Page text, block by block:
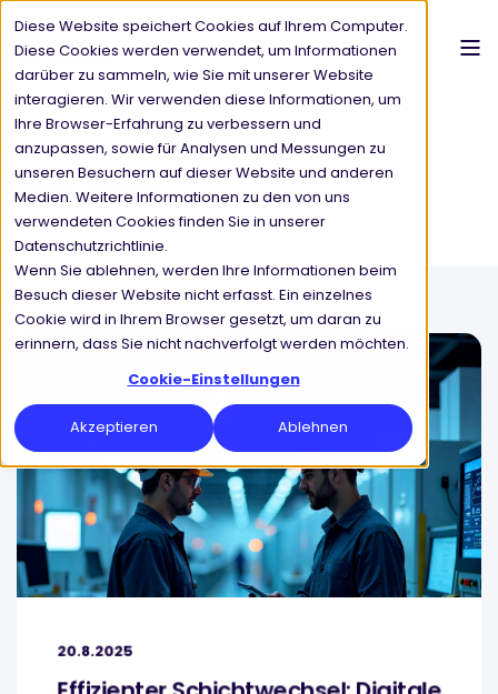
Diese Website speichert Cookies auf Ihrem Computer.
Diese Cookies werden verwendet, um Informationen
darüber zu sammeln, wie Sie mit unserer Website
interagieren. Wir verwenden diese Informationen, um
Ihre Browser-Erfahrung zu verbessern und
anzupassen, sowie für Analysen und Messungen zu
unseren Besuchern auf dieser Website und anderen
Medien. Weitere Informationen zu den von uns
verwendeten Cookies finden Sie in unserer
Datenschutzrichtlinie.
Wenn Sie ablehnen, werden Ihre Informationen beim
Besuch dieser Website nicht erfasst. Ein einzelnes
Cookie wird in Ihrem Browser gesetzt, um daran zu
erinnern, dass Sie nicht nachverfolgt werden möchten.
Cookie-Einstellungen
Akzeptieren Ablehnen
CSP Blog
20.8.2025